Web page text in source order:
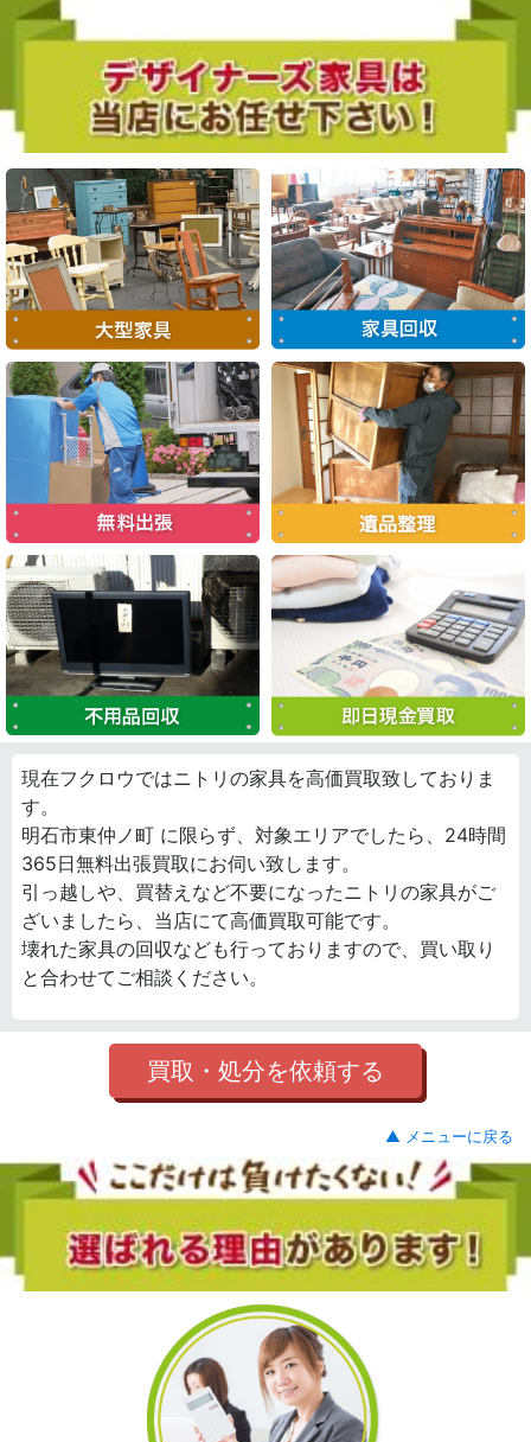
現在フクロウではニトリの家具を高価買取致しておりま
す。
明石市東仲ノ町 に限らず、対象エリアでしたら、24時間
365日無料出張買取にお伺い致します。
引っ越しや、買替えなど不要になったニトリの家具がご
ざいましたら、当店にて高価買取可能です。
壊れた家具の回収なども行っておりますので、買い取り
と合わせてご相談ください。
買取・処分を依頼する
▲ メニューに戻る